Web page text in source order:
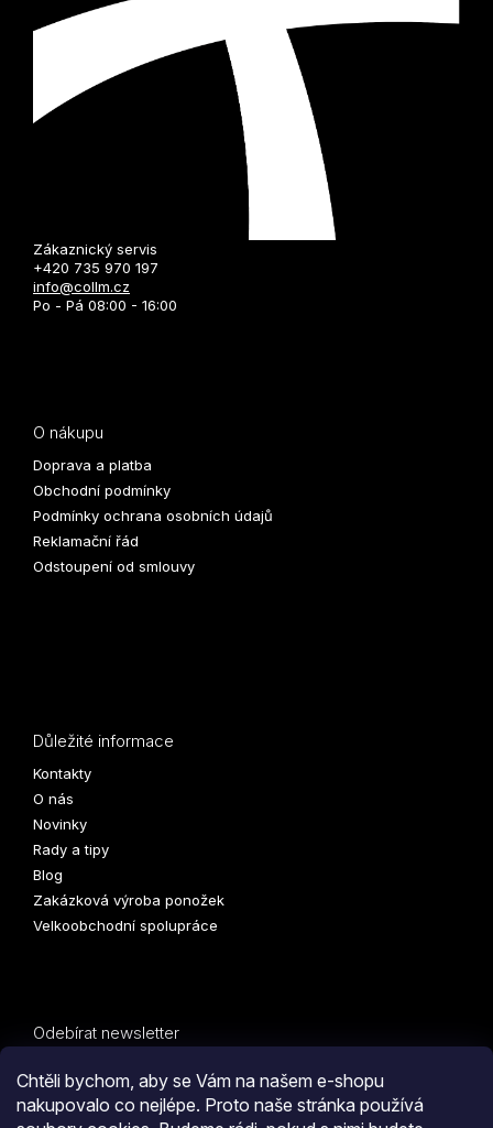
Chtěli bychom, aby se Vám na našem e-shopu
nakupovalo co nejlépe. Proto naše stránka používá
Zákaznický servis
+420 735 970 197
info@collm.cz
Po - Pá 08:00 - 16:00
O nákupu
Doprava a platba
Obchodní podmínky
Podmínky ochrana osobních údajů
Reklamační řád
Odstoupení od smlouvy
Důležité informace
Kontakty
O nás
Novinky
Rady a tipy
Blog
Zakázková výroba ponožek
Velkoobchodní spolupráce
Odebírat newsletter
Vložte svůj e-mail a my vám budeme zasílat informace o
nových produktech na našem e-shopu.